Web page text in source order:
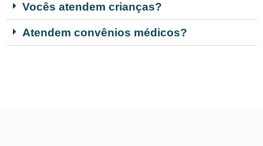
Vocês atendem crianças?
Atendem convênios médicos?